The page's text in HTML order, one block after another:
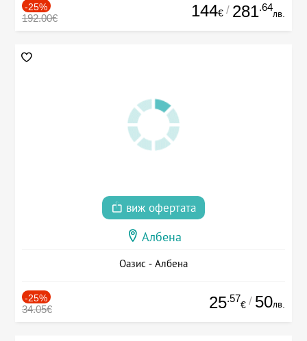
-25%
192.00€ 144€ / 281.64
лв.
виж офертата
Албена
Оазис - Албена
-25%
34.05€ 25.57
€ / 50лв.